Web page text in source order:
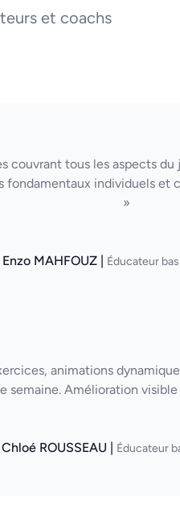
et coachs
couvrant tous les aspects du
fondamentaux individuels et
»
Enzo MAHFOUZ | Éducateur
animations
semaine. Amélioration visible
Chloé ROUSSEAU | Éducateur